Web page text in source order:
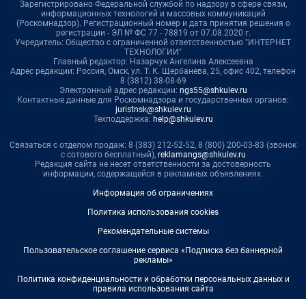
Зарегистрировано Федеральной службой по надзору в сфере связи,
информационных технологий и массовых коммуникаций
(Роскомнадзор). Регистрационный номер и дата принятия решения о
регистрации - ЭЛ № ФС 77 - 78819 от 07.08.2020 г.
Учредитель: Общество с ограниченной ответственностью "ИНТЕРНЕТ
ТЕХНОЛОГИИ"
Главный редактор: Назарчук Ангелина Алексеевна
Адрес редакции: Россия, Омск, ул. Т. К. Щербанева, 25, офис 402, телефон
8 (3812) 38-08-69
Электронный адрес редакции: ngs55@shkulev.ru
Контактные данные для Роскомнадзора и государственных органов:
juristnsk@shkulev.ru
Техподдержка: help@shkulev.ru
Связаться с отделом продаж: 8 (383) 212-52-52, 8 (800) 200-03-83 (звонок
с сотового бесплатный), reklamangs@shkulev.ru
Редакция сайта не несет ответственности за достоверность
информации, содержащейся в рекламных объявлениях.
Информация об ограничениях
Политика использования cookies
Рекомендательные системы
Пользовательское соглашение сервиса «Подписка без баннерной
рекламы»
Политика конфиденциальности и обработки персональных данных и
правила использования сайта